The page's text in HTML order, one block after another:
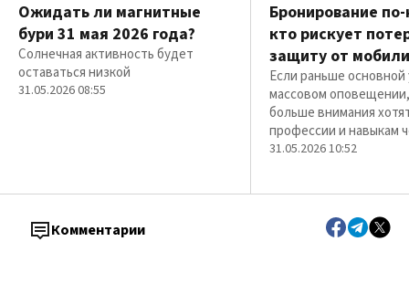
Ожидать ли магнитные
бури 31 мая 2026 года?
Солнечная активность будет
оставаться низкой
31.05.2026 08:55
Бронирование
кто рискует
защиту от
Если раньше
массовом
больше внимания
профессии и навыкам
31.05.2026 10:52
Комментарии